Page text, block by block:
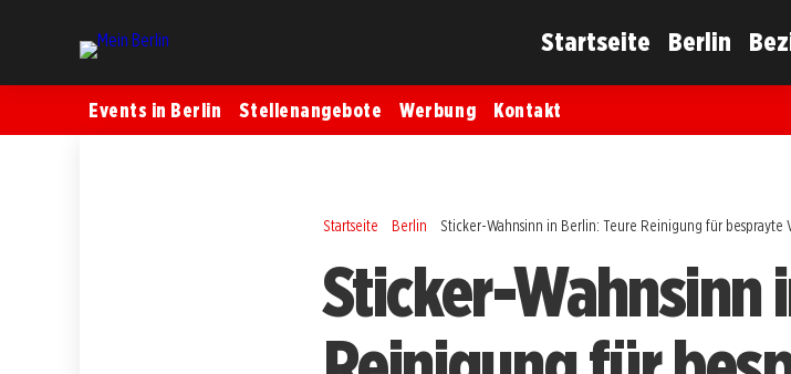
Startseite Berlin
Events in Berlin Stellenangebote Werbung Kontakt
Startseite Berlin Sticker-Wahnsinn in Berlin: Teure Reinigung für besprayte
Sticker-Wahnsinn